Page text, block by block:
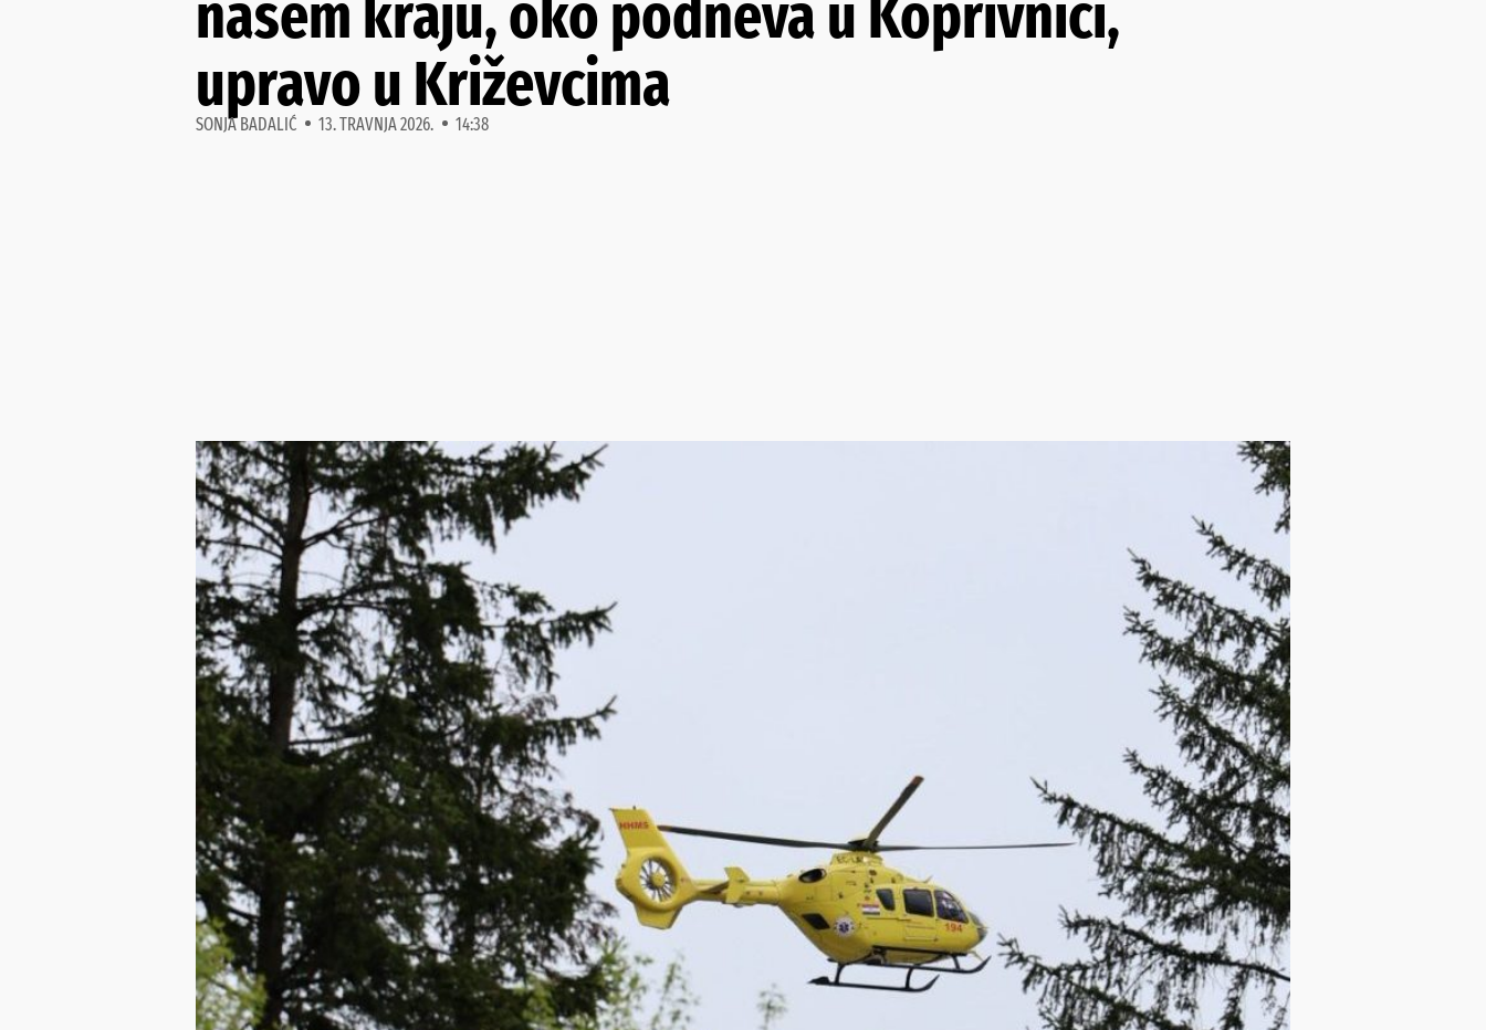
našem kraju, oko podneva u Koprivnici,
upravo u Križevcima
SONJA BADALIĆ 13. TRAVNJA 2026. 14:38